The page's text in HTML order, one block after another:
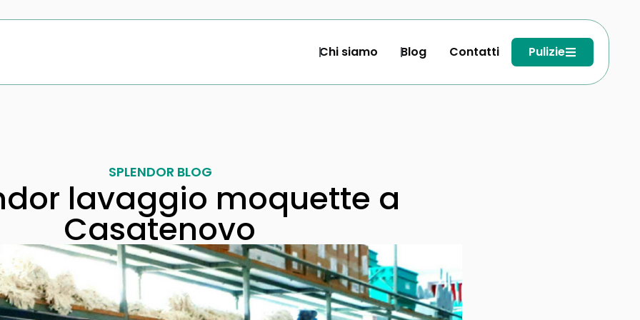
Chi siamo Blog Contatti Pulizie
SPLENDOR BLOG
lavaggio moquette a
Casatenovo